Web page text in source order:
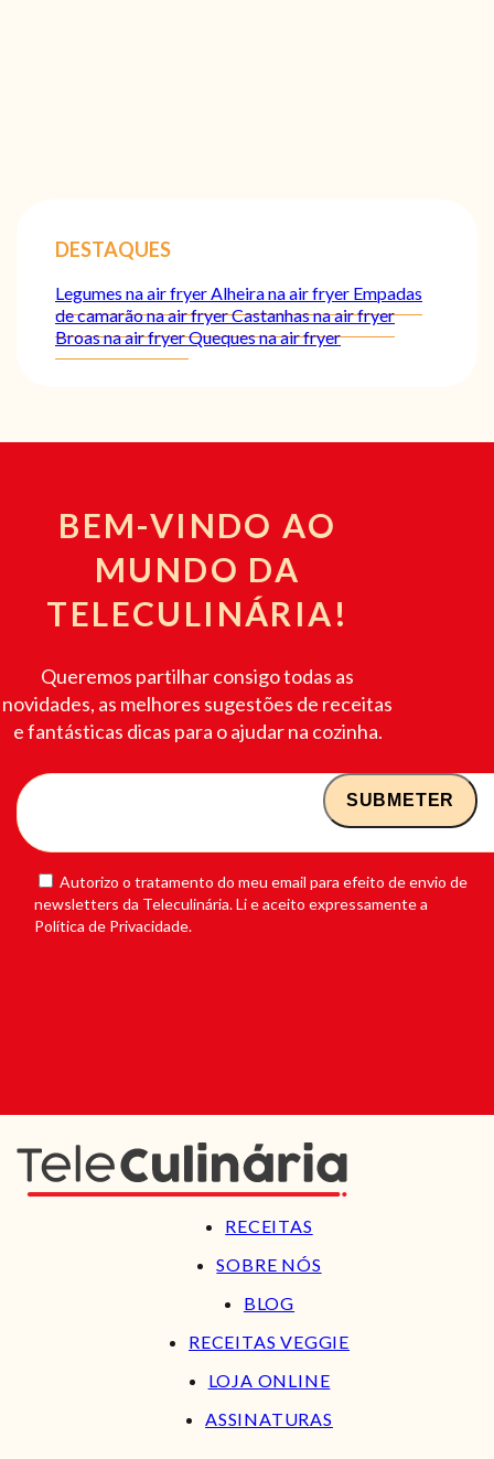
DESTAQUES
Legumes na air fryer Alheira na air fryer Empadas
de camarão na air fryerCastanhas na air fryer
Broas na air fryerQueques na air fryer
BEM-VINDO AO
MUNDO DA
TELECULINÁRIA!
Queremos partilhar consigo todas as
novidades, as melhores sugestões de receitas
e fantásticas dicas para o ajudar na cozinha.
Autorizo o tratamento do meu email para efeito de envio de
newsletters da Teleculinária. Li e aceito expressamente a
Política de Privacidade.
RECEITAS
SOBRE NÓS
BLOG
RECEITAS VEGGIE
LOJA ONLINE
ASSINATURAS